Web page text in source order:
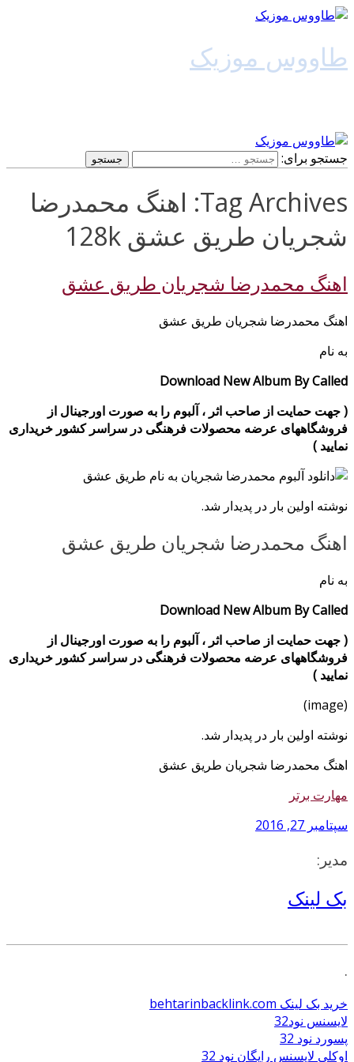
طاووس موزیک
جستجو برای:
Tag Archives: اهنگ محمدرضا
شجریان طریق عشق 128k
اهنگ محمدرضا شجریان طریق عشق
اهنگ محمدرضا شجریان طریق عشق
به نام
Download New Album By Called
( جهت حمایت از صاحب اثر ، آلبوم را به صورت اورجینال از
فروشگاههای عرضه محصولات فرهنگی در سراسر کشور خریداری
نمایید )
نوشته اولین بار در پدیدار شد.
اهنگ محمدرضا شجریان طریق عشق
به نام
Download New Album By Called
( جهت حمایت از صاحب اثر ، آلبوم را به صورت اورجینال از
فروشگاههای عرضه محصولات فرهنگی در سراسر کشور خریداری
نمایید )
(image)
نوشته اولین بار در پدیدار شد.
اهنگ محمدرضا شجریان طریق عشق
مهارت برتر
سپتامبر 27, 2016
مدیر:
بک لینک
.
خرید بک لینک behtarinbacklink.com
لایسنس نود32
پسورد نود 32
اوکلی لایسنس رایگان نود 32